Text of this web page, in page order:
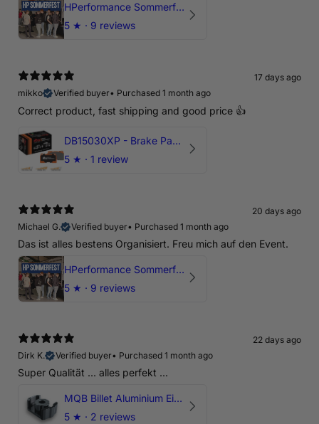
HPerformance Sommerfest 2026
5 ★ · 9 reviews
17 days ago
mikko
Verified buyer• Purchased 1 month ago
Correct product, fast shipping and good price 👍
DB15030XP - Brake Pads Xtreme Performance | Front Axle
5 ★ · 1 review
20 days ago
Michael G.
Verified buyer• Purchased 1 month ago
Das ist alles bestens Organisiert. Freu mich auf den Event.
HPerformance Sommerfest 2026
5 ★ · 9 reviews
22 days ago
Dirk K.
Verified buyer• Purchased 1 month ago
Super Qualität ... alles perfekt ...
MQB Billet Aluminium Einsatz Drehmomentstütze - DOGBONE für Audi RS3, TTRS, RSQ3
5 ★ · 2 reviews